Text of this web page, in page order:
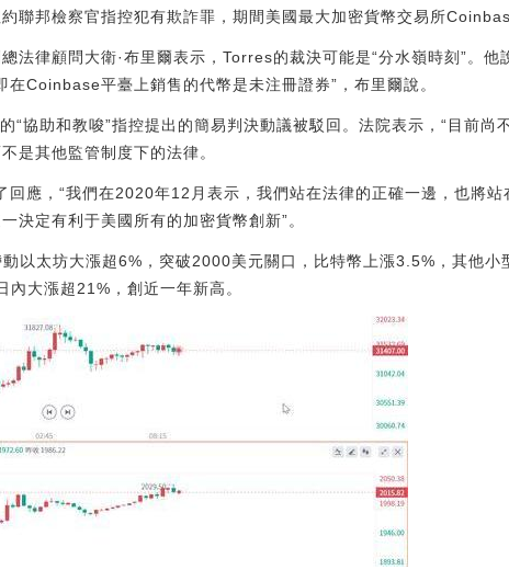
聯邦檢察官指控犯有欺詐罪，期間美國最大加密貨幣交易所
法律顧問大衛·布里爾表示，Torres的裁決可能是“分水嶺時刻”。他
Coinbase平臺上銷售的代幣是未注冊證券”，布里爾說。
協助和教唆”指控提出的簡易判決動議被駁回。法院表示，“目前尚
是其他監管制度下的法律。
應，“我們在2020年12月表示，我們站在法律的正確一邊，也將站
決定有利于美國所有的加密貨幣創新”。
以太坊大漲超6%，突破2000美元關口，比特幣上漲3.5%，其他小
大漲超21%，創近一年新高。